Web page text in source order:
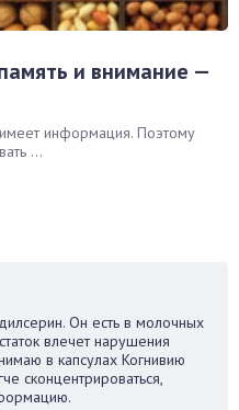
и внимание —
информация. Поэтому
...
Он есть в молочных
влечет нарушения
в капсулах Когнивию
сконцентрироваться,